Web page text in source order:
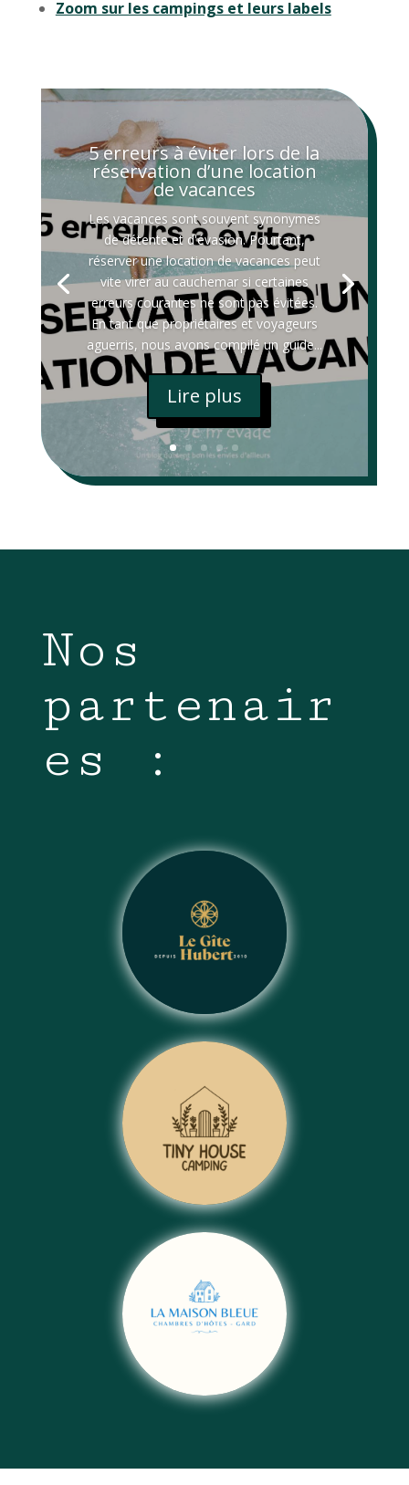
Zoom sur les campings et leurs labels
5 erreurs à éviter lors de la
réservation d’une location
de vacances
Les vacances sont souvent synonymes
de détente et d'évasion. Pourtant,
réserver une location de vacances peut
vite virer au cauchemar si certaines
erreurs courantes ne sont pas évitées.
En tant que propriétaires et voyageurs
aguerris, nous avons compilé un guide...
Lire plus
Nos
partenair
es :